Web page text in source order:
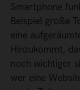
Smartphone
Beispiel große
eine
Hinzukommt,
noch wichtiger
wer eine